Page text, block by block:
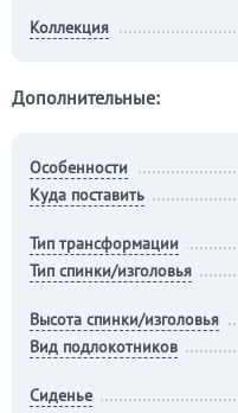
Коллекция
Дополнительные:
Особенности
Куда поставить
Тип трансформации
Тип спинки/изголовья
Высота спинки/изголовья
Вид подлокотников
Сиденье